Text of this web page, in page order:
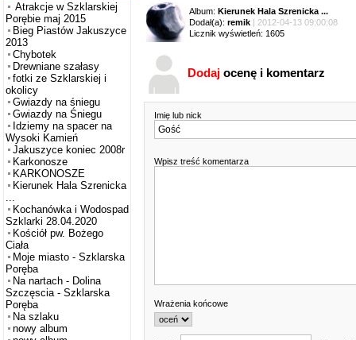
Atrakcje w Szklarskiej
Porębie maj 2015
Bieg Piastów Jakuszyce
2013
Chybotek
Drewniane szałasy
fotki ze Szklarskiej i
okolicy
Gwiazdy na śniegu
Gwiazdy na Śniegu
Idziemy na spacer na
Wysoki Kamień
Jakuszyce koniec 2008r
Karkonosze
KARKONOSZE
Kierunek Hala Szrenicka
...
Kochanówka i Wodospad
Szklarki 28.04.2020
Kościół pw. Bożego
Ciała
Moje miasto - Szklarska
Poręba
Na nartach - Dolina
Szczęscia - Szklarska
Poręba
Na szlaku
nowy album
Album: Kierunek Hala Szrenicka ...
Dodał(a): remik | 2012-04-13 09:00:08
Licznik wyświetleń: 1605
Dodaj ocenę i komentarz
Imię lub nick
Wpisz treść komentarza
Wrażenia końcowe